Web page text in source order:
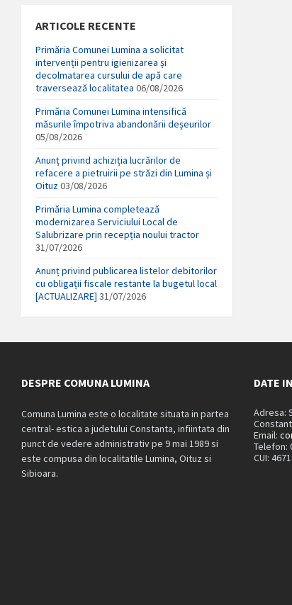
ARTICOLE RECENTE
Primăria Comunei Lumina a solicitat
intervenții pentru igienizarea și
decolmatarea cursului de apă care
traversează localitatea 06/08/2026
Primăria Comunei Lumina intensifică
măsurile împotriva abandonării deșeurilor
05/08/2026
Anunț privind achiziția lucrărilor de
refacere a pietruirii pe străzi din Lumina și
Oituz03/08/2026
Primăria Lumina completează
modernizarea Serviciului Local de
Salubrizare prin recepția noului tractor
31/07/2026
Anunț privind publicarea listelor debitorilor
cu obligații fiscale restante la bugetul local
[ACTUALIZARE] 31/07/2026
DESPRE COMUNA LUMINA
Comuna Lumina este o localitate situata in partea
central- estica a judetului Constanta, infiintata din
punct de vedere administrativ pe 9 mai 1989 si
este compusa din localitatile Lumina, Oituz si
Sibioara.
DATE
Adresa:
Email:
Telefon:
CUI: